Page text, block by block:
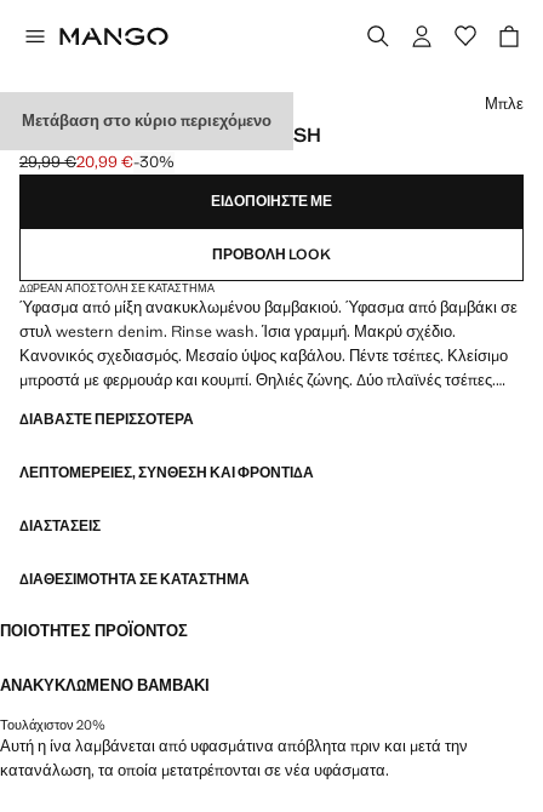
Μετάβαση στο κύριο περιεχόμενο
ΤΖΙΝ MATILDA ΊΣΙΟ RINSE WASH
Αρχική τιμή με διαγραφή [29,99 € ]
29,99 €
Ισχύουσα τιμή [20,99 € ]
20,99 €-30%
Διάλεξε χρώμα
Μπλε
ΕΙΔΟΠΟΙΉΣΤΕ ΜΕ
ΠΡΟΒΟΛΉ LOOK
ΔΩΡΕΆΝ ΑΠΟΣΤΟΛΉ ΣΕ ΚΑΤΆΣΤΗΜΑ
Ύφασμα από μίξη ανακυκλωμένου βαμβακιού. Ύφασμα από βαμβάκι σε
στυλ western denim. Rinse wash. Ίσια γραμμή. Μακρύ σχέδιο.
Κανονικός σχεδιασμός. Μεσαίο ύψος καβάλου. Πέντε τσέπες. Κλείσιμο
μπροστά με φερμουάρ και κουμπί. Θηλιές ζώνης. Δύο πλαϊνές τσέπες.
Εσωτερικό μήκος 78 εκ. Full length. Διαθέσιμο Plus
ΔΙΑΒΆΣΤΕ ΠΕΡΙΣΣΌΤΕΡΑ
ΛΕΠΤΟΜΈΡΕΙΕΣ, ΣΎΝΘΕΣΗ ΚΑΙ ΦΡΟΝΤΊΔΑ
ΔΙΑΣΤΆΣΕΙΣ
ΔΙΑΘΕΣΙΜΌΤΗΤΑ ΣΕ ΚΑΤΆΣΤΗΜΑ
ΠΟΙΌΤΗΤΕΣ ΠΡΟΪΌΝΤΟΣ
ΑΝΑΚΥΚΛΩΜΈΝΟ ΒΑΜΒΆΚΙ
Τουλάχιστον 20%
Αυτή η ίνα λαμβάνεται από υφασμάτινα απόβλητα πριν και μετά την
κατανάλωση, τα οποία μετατρέπονται σε νέα υφάσματα.